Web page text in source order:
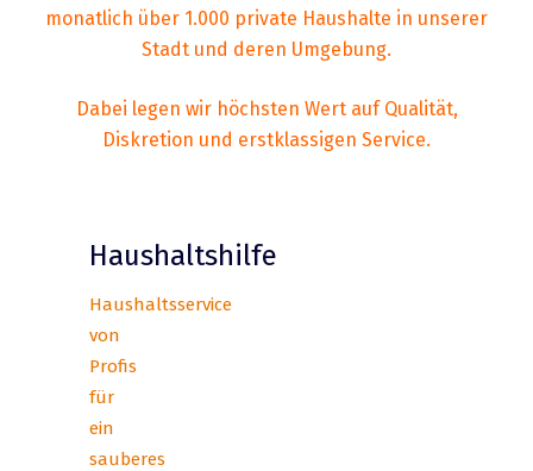
monatlich über 1.000 private Haushalte in unserer
Stadt und deren Umgebung.
Dabei legen wir höchsten Wert auf Qualität,
Diskretion und erstklassigen Service.
Haushaltshilfe
Haushaltsservice
von
Profis
für
ein
sauberes